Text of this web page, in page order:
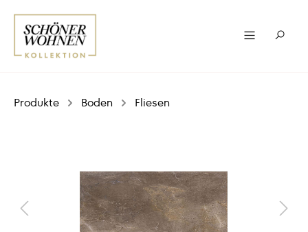
Produkte Boden Fliesen